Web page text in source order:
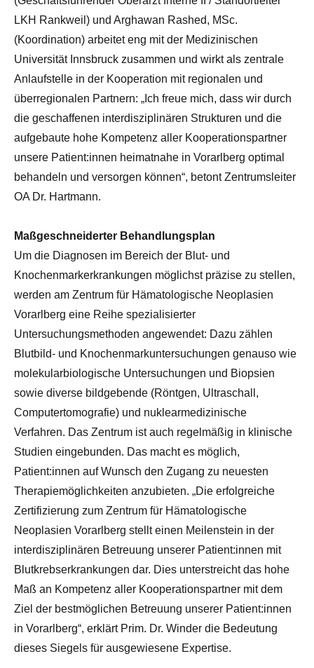
LKH Rankweil) und Arghawan Rashed, MSc.
(Koordination) arbeitet eng mit der Medizinischen
Universität Innsbruck zusammen und wirkt als zentrale
Anlaufstelle in der Kooperation mit regionalen und
überregionalen Partnern: „Ich freue mich, dass wir durch
die geschaffenen interdisziplinären Strukturen und die
aufgebaute hohe Kompetenz aller Kooperationspartner
unsere Patient:innen heimatnahe in Vorarlberg optimal
behandeln und versorgen können“, betont Zentrumsleiter
OA Dr. Hartmann.
Maßgeschneiderter Behandlungsplan
Um die Diagnosen im Bereich der Blut- und
Knochenmarkerkrankungen möglichst präzise zu stellen,
werden am Zentrum für Hämatologische Neoplasien
Vorarlberg eine Reihe spezialisierter
Untersuchungsmethoden angewendet: Dazu zählen
Blutbild- und Knochenmarkuntersuchungen genauso wie
molekularbiologische Untersuchungen und Biopsien
sowie diverse bildgebende (Röntgen, Ultraschall,
Computertomografie) und nuklearmedizinische
Verfahren. Das Zentrum ist auch regelmäßig in klinische
Studien eingebunden. Das macht es möglich,
Patient:innen auf Wunsch den Zugang zu neuesten
Therapiemöglichkeiten anzubieten. „Die erfolgreiche
Zertifizierung zum Zentrum für Hämatologische
Neoplasien Vorarlberg stellt einen Meilenstein in der
interdisziplinären Betreuung unserer Patient:innen mit
Blutkrebserkrankungen dar. Dies unterstreicht das hohe
Maß an Kompetenz aller Kooperationspartner mit dem
Ziel der bestmöglichen Betreuung unserer Patient:innen
in Vorarlberg“, erklärt Prim. Dr. Winder die Bedeutung
dieses Siegels für ausgewiesene Expertise.